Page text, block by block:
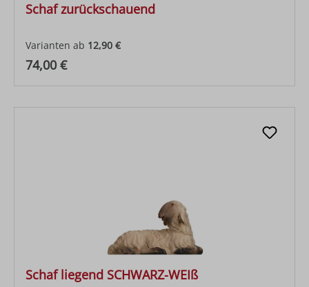
Schaf zurückschauend
Varianten ab 12,90 €
Regulärer Preis:
74,00 €
Schaf liegend SCHWARZ-WEIß